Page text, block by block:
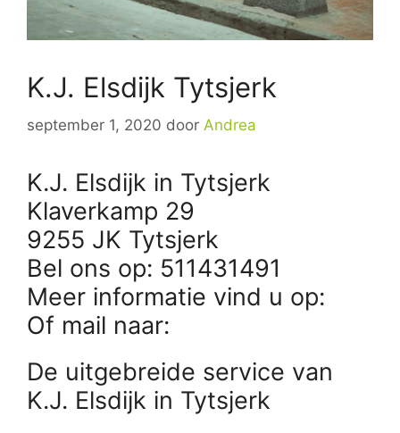
K.J. Elsdijk Tytsjerk
september 1, 2020 door Andrea
K.J. Elsdijk in Tytsjerk
Klaverkamp 29
9255 JK Tytsjerk
Bel ons op: 511431491
Meer informatie vind u op:
Of mail naar:
De uitgebreide service van
K.J. Elsdijk in Tytsjerk